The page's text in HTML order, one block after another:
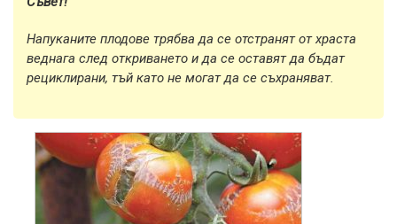
Напуканите плодове трябва да се отстранят от храста
веднага след откриването и да се оставят да бъдат
рециклирани, тъй като не могат да се съхраняват.